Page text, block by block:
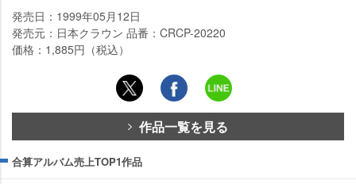
発売日：1999年05月12日
発売元：日本クラウン 品番：CRCP-20220
価格：1,885円（税込）
作品一覧を見る
合算アルバム売上TOP1作品